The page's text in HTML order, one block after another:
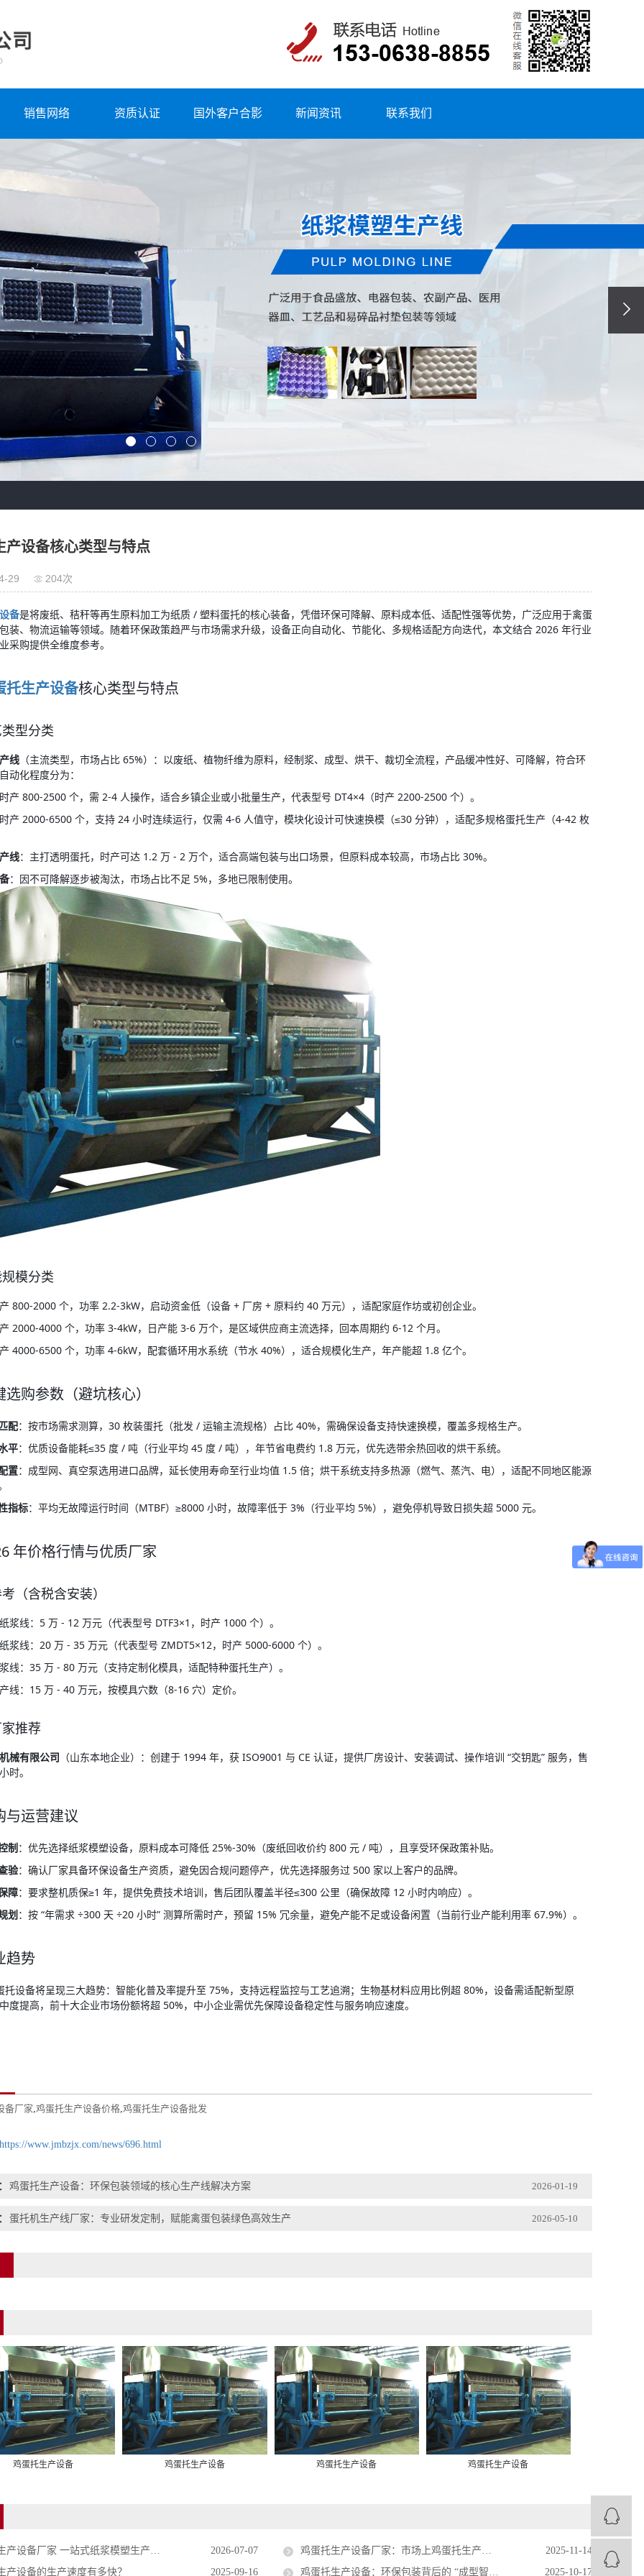
销售网络 资质认证 国外客户合影 新闻资讯 联系我们
产设备核心类型与特点
29 204次
备是将废纸、秸秆等再生原料加工为纸质 / 塑料蛋托的核心装备，凭借环保可降解、原料成本低、适配性强等优势，广泛应用于禽蛋
装、物流运输等领域。随着环保政策趋严与市场需求升级，设备正向自动化、节能化、多规格适配方向迭代，本文结合 2026 年行业
采购提供全维度参考。
托生产设备核心类型与特点
型分类
线 （主流类型，市场占比 65%）：以废纸、植物纤维为原料，经制浆、成型、烘干、裁切全流程，产品缓冲性好、可降解，符合环
动化程度分为：
产 800-2500 个，需 2-4 人操作，适合乡镇企业或小批量生产，代表型号 DT4×4（时产 2200-2500 个）。
产 2000-6500 个，支持 24 小时连续运行，仅需 4-6 人值守，模块化设计可快速换模（≤30 分钟），适配多规格蛋托生产（4-42 枚
线：主打透明蛋托，时产可达 1.2 万 - 2 万个，适合高端包装与出口场景，但原料成本较高，市场占比 30%。
：因不可降解逐步被淘汰，市场占比不足 5%，多地已限制使用。
模分类
800-2000 个，功率 2.2-3kW，启动资金低（设备 + 厂房 + 原料约 40 万元），适配家庭作坊或初创企业。
2000-4000 个，功率 3-4kW，日产能 3-6 万个，是区域供应商主流选择，回本周期约 6-12 个月。
4000-6500 个，功率 4-6kW，配套循环用水系统（节水 40%），适合规模化生产，年产能超 1.8 亿个。
购参数（避坑核心）
配：按市场需求测算，30 枚装蛋托（批发 / 运输主流规格）占比 40%，需确保设备支持快速换模，覆盖多规格生产。
平：优质设备能耗≤35 度 / 吨（行业平均 45 度 / 吨），年节省电费约 1.8 万元，优先选带余热回收的烘干系统。
置：成型网、真空泵选用进口品牌，延长使用寿命至行业均值 1.5 倍；烘干系统支持多热源（燃气、蒸汽、电），适配不同地区能源
指标：平均无故障运行时间（MTBF）≥8000 小时，故障率低于 3%（行业平均 5%），避免停机导致日损失超 5000 元。
年价格行情与优质厂家
（含税含安装）
浆线：5 万 - 12 万元（代表型号 DTF3×1，时产 1000 个）。
浆线：20 万 - 35 万元（代表型号 ZMDT5×12，时产 5000-6000 个）。
线：35 万 - 80 万元（支持定制化模具，适配特种蛋托生产）。
线：15 万 - 40 万元，按模具穴数（8-16 穴）定价。
推荐
械有限公司 （山东本地企业）：创建于 1994 年，获 ISO9001 与 CE 认证，提供厂房设计、安装调试、操作培训 “交钥匙” 服务，售
时。
与运营建议
制：优先选择纸浆模塑设备，原料成本可降低 25%-30%（废纸回收价约 800 元 / 吨），且享受环保政策补贴。
验：确认厂家具备环保设备生产资质，避免因合规问题停产，优先选择服务过 500 家以上客户的品牌。
障：要求整机质保≥1 年，提供免费技术培训，售后团队覆盖半径≤300 公里（确保故障 12 小时内响应）。
划：按 “年需求 ÷300 天 ÷20 小时” 测算所需时产，预留 15% 冗余量，避免产能不足或设备闲置（当前行业产能利用率 67.9%）。
趋势
托设备将呈现三大趋势：智能化普及率提升至 75%，支持远程监控与工艺追溯；生物基材料应用比例超 80%，设备需适配新型原
度提高，前十大企业市场份额将超 50%，中小企业需优先保障设备稳定性与服务响应速度。
备厂家,鸡蛋托生产设备价格,鸡蛋托生产设备批发
https://www.jmbzjx.com/news/696.html
鸡蛋托生产设备：环保包装领域的核心生产线解决方案 2026-01-19
蛋托机生产线厂家：专业研发定制，赋能禽蛋包装绿色高效生产 2026-05-10
鸡蛋托生产设备 鸡蛋托生产设备 鸡蛋托生产设备 鸡蛋托生产设备
设备厂家 一站式纸浆模塑生产线定制服务商 2026-07-07 ​鸡蛋托生产设备厂家：市场上鸡蛋托生产设备类型（转鼓式 / 对辊式、半自动 / 全自动）与参数繁杂，小型作坊（日产 1 万件）与中大型工厂（日产 10 万件）选型时如何精准匹配？操作中又该掌握哪些要点避免成型不良、效率低下，同时规避设备损耗与环保风险？
2025-11-14
产设备的生产速度有多快？
2025-09-16 鸡蛋托生产设备：环保包装背后的 “成型智造引擎” 2025-10-17